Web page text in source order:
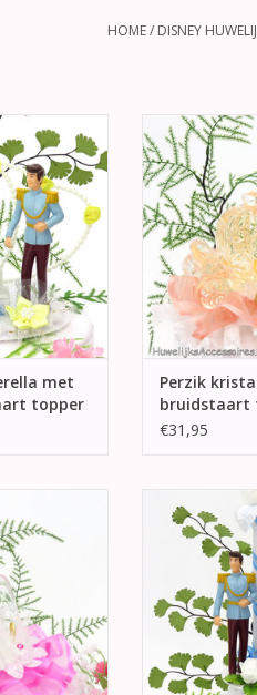
HOME/ DISNEY
met Princess
Charming,
bloementjes.
met
topper
met een
kristal koets.
kant en perzik
TOEVOEGEN
Perzik
bruidstaart
€31,95
2 glazen
witte kant,
ringen
Prachtige
topper van
Prins
een witte
TOEVOEGEN